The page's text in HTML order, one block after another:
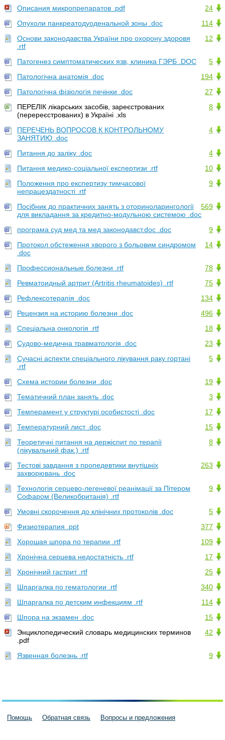
24
Описания микропрепаратов .pdf
114
Опухоли панкреатодуоденальной зоны .doc
12
Основи законодавства України про охорону здоровя
.rtf
5
Патогенез симптоматических язв, клиника ГЭРБ .DOC
194
Патологічна анатомія .doc
27
Патологічна фізіологія печінки .doc
8
ПЕРЕЛІК лікарських засобів, зареєстрованих
(перереєстрованих) в Україні .xls
4
ПЕРЕЧЕНЬ ВОПРОСОВ К КОНТРОЛЬНОМУ
ЗАНЯТИЮ .doc
4
Питання до заліку .doc
10
Питання медико-соціальної експертизи .rtf
9
Положення про експертизу тимчасової
непрацездатності .rtf
569
Посібник до практичних занять з оториноларингології
для викладання за кредитно-модульною системою .doc
9
програма суд мед та мед законодавст.doc .doc
14
Протокол обстеження хворого з больовим синдромом
.doc
78
Профессиональные болезни .rtf
75
Ревматоидный артрит (Artritis rheumatoides) .rtf
134
Рефлексотерапія .doc
496
Рецензия на историю болезни .doc
18
Спеціальна онкологія .rtf
23
Судово-медична травматологія .doc
5
Сучасні аспекти спеціального лікування раку гортані
.rtf
19
Схема истории болезни .doc
3
Тематичний план занять .doc
17
Темперамент у структурі особистості .doc
15
Температурний лист .doc
8
Теоретичні питання на держіспит по терапії
(лікувальний фак.) .rtf
263
Тестові завдання з пропедевтики внутішніх
захворювань .doc
9
Технологія серцево-легеневої реанімації за Пітером
Софаром (Великобританія) .rtf
5
Умовні скорочення до клінічних протоколів .doc
377
Физиотерапия .ppt
109
Хорошая шпора по терапии .rtf
17
Хронічна серцева недостатність .rtf
25
Хронічний гастрит .rtf
340
Шпаргалка по гематологии .rtf
114
Шпаргалка по детским инфекциям .rtf
15
Шпора на экзамен .doc
42
Энциклопедический словарь медицинских терминов
.pdf
9
Язвенная болезнь .rtf
Помощь Обратная связь Вопросы и предложения